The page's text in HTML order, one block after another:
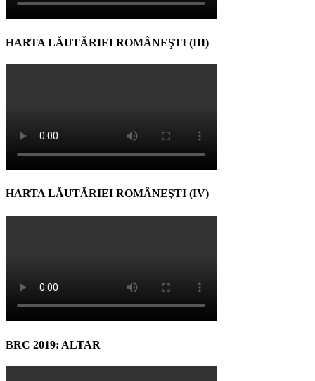
HARTA LĂUTĂRIEI ROMÂNEŞTI (III)
HARTA LĂUTĂRIEI ROMÂNEŞTI (IV)
BRC 2019: ALTAR